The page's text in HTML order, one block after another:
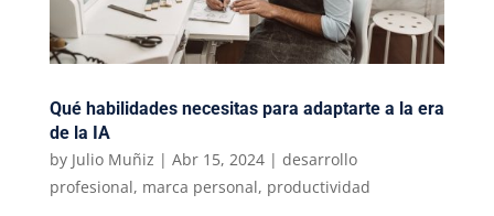
Qué habilidades necesitas para adaptarte a la era
de la IA
by Julio Muñiz | Abr 15, 2024| desarrollo
profesional, marca personal, productividad